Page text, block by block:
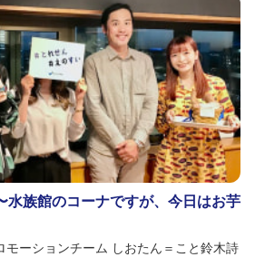
水族館のコーナですが、今日はお芋
モーションチーム しおたん＝こと鈴木詩